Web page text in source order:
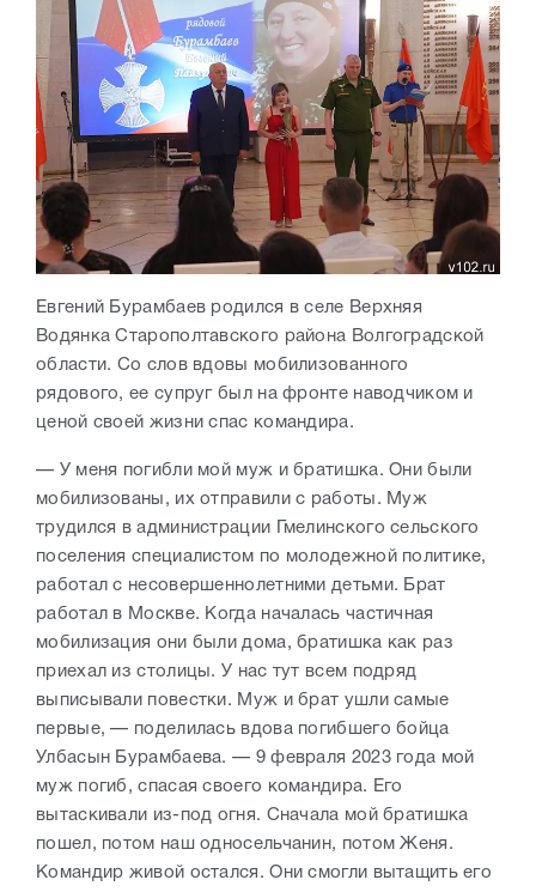
Евгений Бурамбаев родился в селе Верхняя
Водянка Старополтавского района Волгоградской
области. Со слов вдовы мобилизованного
рядового, ее супруг был на фронте наводчиком и
ценой своей жизни спас командира.
— У меня погибли мой муж и братишка. Они были
мобилизованы, их отправили с работы. Муж
трудился в администрации Гмелинского сельского
поселения специалистом по молодежной политике,
работал с несовершеннолетними детьми. Брат
работал в Москве. Когда началась частичная
мобилизация они были дома, братишка как раз
приехал из столицы. У нас тут всем подряд
выписывали повестки. Муж и брат ушли самые
первые, — поделилась вдова погибшего бойца
Улбасын Бурамбаева. — 9 февраля 2023 года мой
муж погиб, спасая своего командира. Его
вытаскивали из-под огня. Сначала мой братишка
пошел, потом наш односельчанин, потом Женя.
Командир живой остался. Они смогли вытащить его